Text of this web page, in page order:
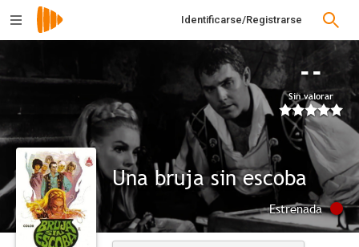
Identificarse/Registrarse
--
Sin valorar
Una bruja sin escoba
Estrenada